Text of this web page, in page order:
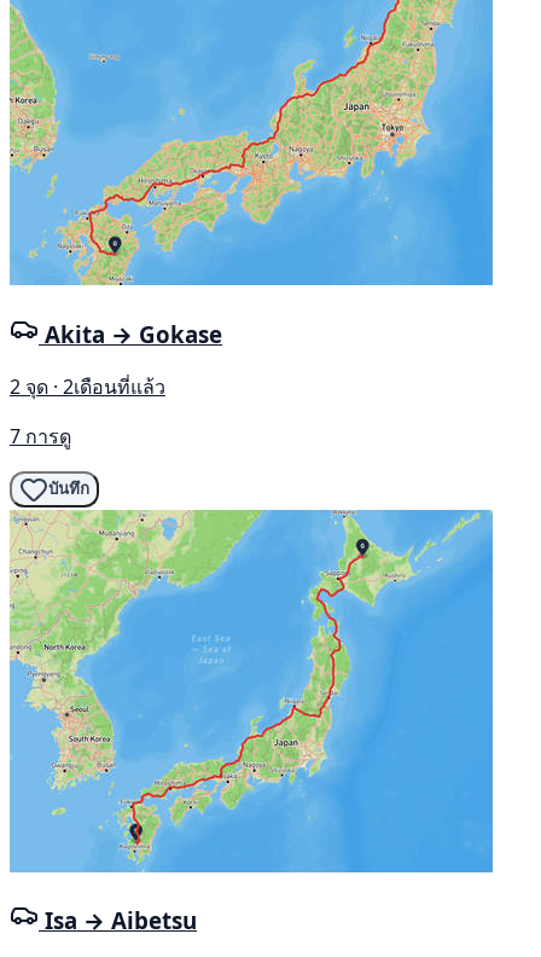
Akita → Gokase
2 จุด · 2เดือนที่แล้ว
7 การดู
บันทึก
Isa → Aibetsu